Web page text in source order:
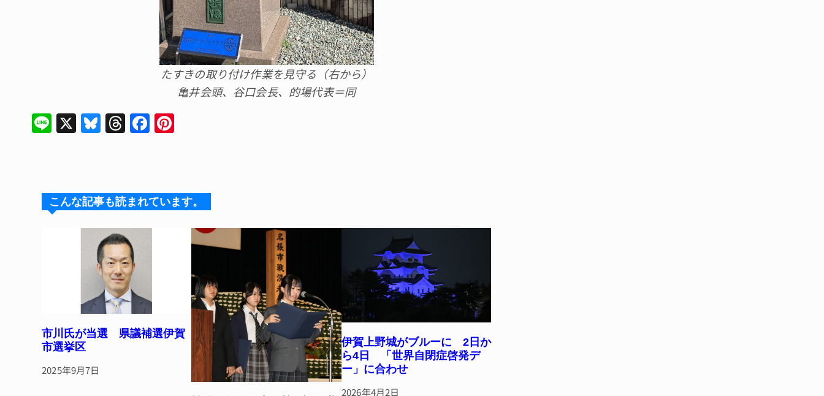
たすきの取り付け作業を見守る（右から）
亀井会頭、谷口会長、的場代表＝同
Li
n
X Bl
u
k
y
T
hr
d
s
F
a
b
o
st
こんな記事も読まれています。
市川氏が当選 県議補選伊賀
市選挙区
2025年9月7日
伊賀上野城がブルーに 2日か
ら4日 「世界自閉症啓発デ
ー」に合わせ
2026年4月2日